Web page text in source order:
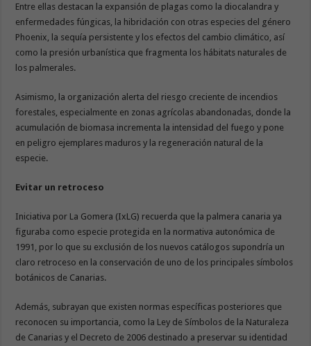
Entre ellas destacan la expansión de plagas como la diocalandra y
enfermedades fúngicas, la hibridación con otras especies del género
Phoenix, la sequía persistente y los efectos del cambio climático, así
como la presión urbanística que fragmenta los hábitats naturales de
los palmerales.
Asimismo, la organización alerta del riesgo creciente de incendios
forestales, especialmente en zonas agrícolas abandonadas, donde la
acumulación de biomasa incrementa la intensidad del fuego y pone
en peligro ejemplares maduros y la regeneración natural de la
especie.
Evitar un retroceso
Iniciativa por La Gomera (IxLG) recuerda que la palmera canaria ya
figuraba como especie protegida en la normativa autonómica de
1991, por lo que su exclusión de los nuevos catálogos supondría un
claro retroceso en la conservación de uno de los principales símbolos
botánicos de Canarias.
Además, subrayan que existen normas específicas posteriores que
reconocen su importancia, como la Ley de Símbolos de la Naturaleza
de Canarias y el Decreto de 2006 destinado a preservar su identidad